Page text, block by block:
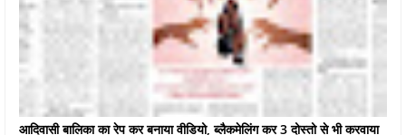
आदिवासी बालिका का रेप कर बनाया वीडियो, ब्लैकमेलिंग कर 3 दोस्तो से भी करवाया